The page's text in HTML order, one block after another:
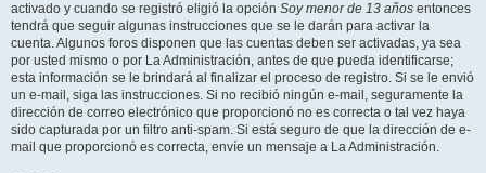
activado y cuando se registró eligió la opción Soy menor de 13 años entonces
tendrá que seguir algunas instrucciones que se le darán para activar la
cuenta. Algunos foros disponen que las cuentas deben ser activadas, ya sea
por usted mismo o por La Administración, antes de que pueda identificarse;
esta información se le brindará al finalizar el proceso de registro. Si se le envió
un e-mail, siga las instrucciones. Si no recibió ningún e-mail, seguramente la
dirección de correo electrónico que proporcionó no es correcta o tal vez haya
sido capturada por un filtro anti-spam. Si está seguro de que la dirección de e-
mail que proporcionó es correcta, envíe un mensaje a La Administración.